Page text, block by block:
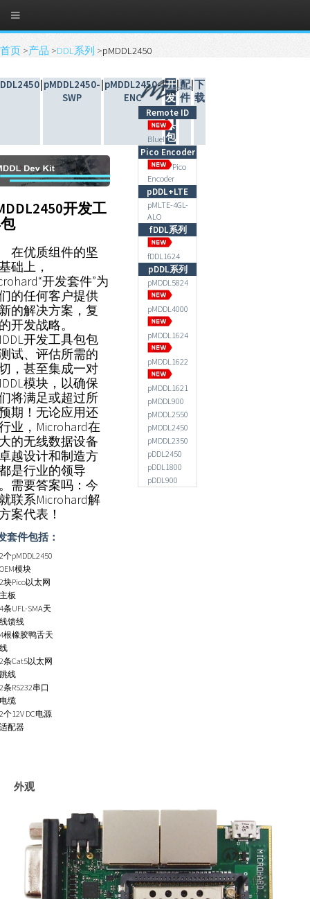
首页 >产品 >DDL系列 >pMDDL2450
pMDDL2450-
SWP
pMDDL2450-
ENC
|开
发
工
具
包
|配
件
|下
载
开发工
在优质组件的坚
础上，
开发套件”为
的任何客户提供
的解决方案，复
开发战略。
开发工具包包
试、评估所需的
， 甚至集成一对
模块，以确保
将满足或超过所
期！无论应用还
业，Microhard在
的无线数据设备
越设计和制造方
是行业的领导
需要答案吗：今
联系Microhard解
案代表！
套件包括：
个pMDDL2450
模块
块Pico以太网
板
条UFL-SMA天
馈线
根橡胶鸭舌天
条Cat5以太网
线
条RS232串口
缆
个12V DC电源
配器
Remote ID
BlueID
Pico Encoder
Pico
Encoder
pDDL+LTE
pMLTE-4GL-
ALO
fDDL系列
fDDL1624
pDDL系列
pMDDL5824
pMDDL4000
pMDDL1624
pMDDL1622
pMDDL1621
pMDDL900
pMDDL2550
pMDDL2450
pMDDL2350
pDDL2450
pDDL1800
pDDL900
外观